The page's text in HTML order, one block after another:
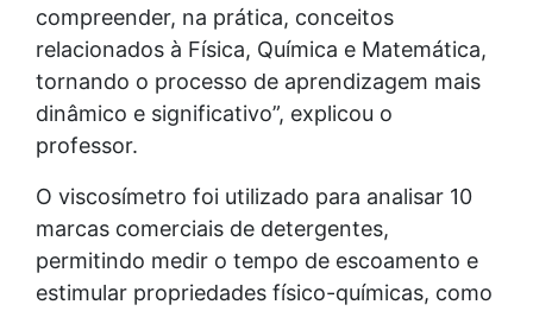
compreender, na prática, conceitos
relacionados à Física, Química e Matemática,
tornando o processo de aprendizagem mais
dinâmico e significativo”, explicou o
professor.
O viscosímetro foi utilizado para analisar 10
marcas comerciais de detergentes,
permitindo medir o tempo de escoamento e
estimular propriedades físico-químicas, como